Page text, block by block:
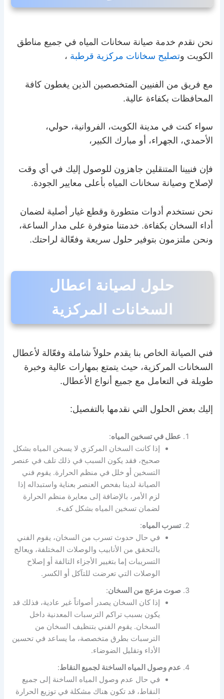
نحن نقدم خدمة صيانة سخانات المياه في جميع مناطق
الكويت وتصليح سخانات مركزية قرطبة ،
مع فريق من الفنيين المتخصصين الذين يغطون كافة
المحافظات بكفاءة عالية.
سواء كنت في مدينة الكويت، الفروانية، حولي،
الأحمدي، الجهراء، أو مبارك الكبير،
فإن فنيينا المتنقلين جاهزون للوصول إليك في أي وقت
لإصلاح وصيانة سخانات المياه بأعلى معايير الجودة.
نحن نستخدم أدوات متطورة وقطع غيار أصلية لضمان
أداء السخان بكفاءة. خدمتنا متوفرة على مدار الساعة،
ونحن ملتزمون بتوفير حلول سريعة وفعّالة لراحتك.
حلول لصيانة اعطال
السخانات المركزية
فني الصيانة الخاص بنا يقدم حلولاً شاملة وفعّالة لأعطال
السخانات المركزية، حيث يتمتع بمهارات عالية وخبرة
طويلة في التعامل مع جميع أنواع الأعطال.
إليك بعض الحلول التي نقدمها بالتفصيل:
عطل في تسخين المياه:
إذا كانت السخان المركزي لا يسخن المياه بشكل
صحيح، فقد يكون السبب في ذلك تلف في عنصر
التسخين أو خلل في منظم الحرارة. يقوم فني
الصيانة لدينا بفحص العنصر بعناية واستبداله إذا
لزم الأمر، بالإضافة إلى معايرة منظم الحرارة
لضمان تسخين المياه بشكل كفء.
تسرب المياه:
في حال حدوث تسرب من السخان، يقوم الفني
بالتحقق من الأنابيب والوصلات المختلفة، ويعالج
التسريبات إما بتغيير الأجزاء التالفة أو إصلاح
الوصلات التي تعرضت للتآكل أو الكسر.
صوت مزعج من السخان:
إذا كان السخان يصدر أصواتاً غير عادية، فذلك قد
يكون بسبب تراكم الترسبات المعدنية داخل
السخان. يقوم الفني بتنظيف السخان من
الترسبات بطرق متخصصة، ما يساعد في تحسين
الأداء وتقليل الضوضاء.
عدم وصول المياه الساخنة لجميع النقاط:
في حال عدم وصول المياه الساخنة إلى جميع
النقاط، قد تكون هناك مشكلة في توزيع الحرارة